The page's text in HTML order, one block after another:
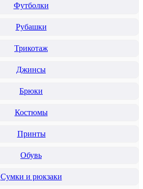
Футболки
Рубашки
Трикотаж
Джинсы
Брюки
Костюмы
Принты
Обувь
Сумки и рюкзаки